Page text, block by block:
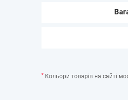
* Кольори товарів на сайті